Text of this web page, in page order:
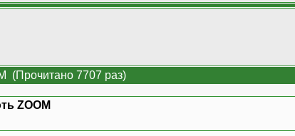
(Прочитано 7707 раз)
ZOOM